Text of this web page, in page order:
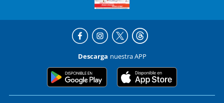
Descarga nuestra APP